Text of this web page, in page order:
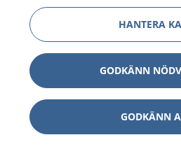
HANTERA
GODKÄNN
GODKÄNN